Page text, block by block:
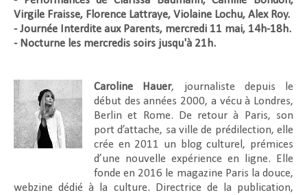
Virgile Fraisse, Florence Lattraye, Violaine Lochu, Alex Roy.
- Journée Interdite aux Parents, mercredi 11 mai, 14h-18h.
- Nocturne les mercredis soirs jusqu'à 21h.
Caroline Hauer, journaliste depuis le
début des années 2000, a vécu à Londres,
Berlin et Rome. De retour à Paris, son
port d’attache, sa ville de prédilection, elle
crée en 2011 un blog culturel, prémices
d’une nouvelle expérience en ligne. Elle
fonde en 2016 le magazine Paris la douce,
webzine dédié à la culture. Directrice de la publication,